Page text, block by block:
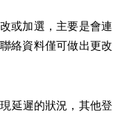
或加選，主要是會連
絡資料僅可做出更改
延遲的狀況，其他登